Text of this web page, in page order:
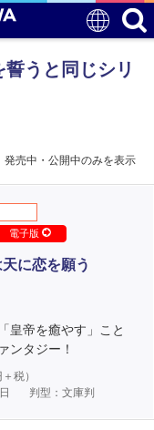
うと同じシリ
発売中・公開中のみを表示
電子版
に恋を願う
皇帝を癒やす」こと
タジー！
＋税）
判型：文庫判